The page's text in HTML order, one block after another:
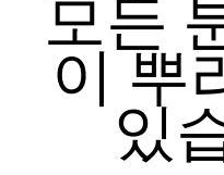
모든
이 뿌
있